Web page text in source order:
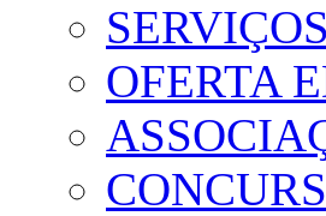
OFERTA